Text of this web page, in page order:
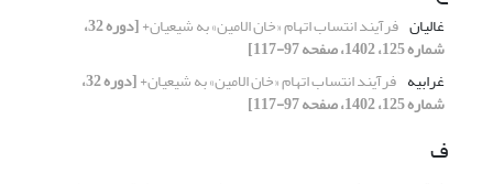
غالیان فرآیند انتساب اتهام «خان الامین» به شیعیان+ [دوره 32،
شماره 125، 1402، صفحه 97-117]
غرابیه فرآیند انتساب اتهام «خان الامین» به شیعیان+ [دوره 32،
شماره 125، 1402، صفحه 97-117]
ف